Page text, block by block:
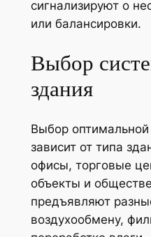
сигнализируют о
или балансировки.
Выбор
здания
Выбор
зависит от типа
офисы, торговые
объекты и
предъявляют
воздухообмену,